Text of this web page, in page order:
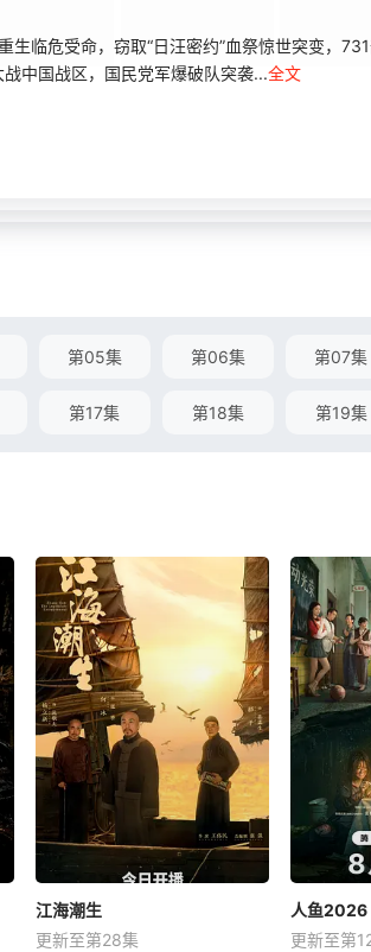
临危受命，窃取“日汪密约”血祭惊世突变，
国战区，国民党军爆破队突袭...全文
第05集 第06集 第07集
第17集 第18集 第19集
江海潮生
更新至第28集
人鱼2026
更新至第